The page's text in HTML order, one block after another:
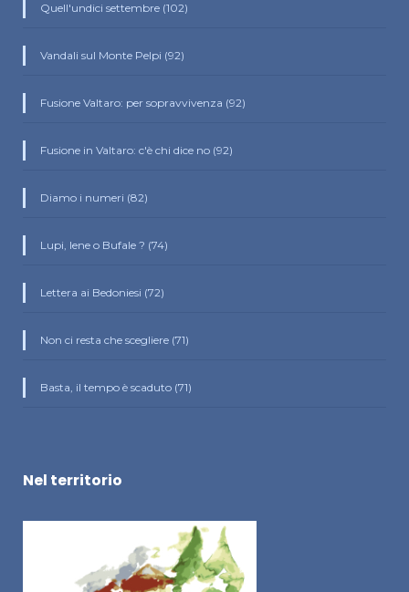
Quell'undici settembre (102)
Vandali sul Monte Pelpi (92)
Fusione Valtaro: per sopravvivenza (92)
Fusione in Valtaro: c'è chi dice no (92)
Diamo i numeri (82)
Lupi, Iene o Bufale ? (74)
Lettera ai Bedoniesi (72)
Non ci resta che scegliere (71)
Basta, il tempo è scaduto (71)
Nel territorio